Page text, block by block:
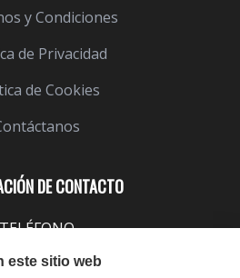
DE CONTACTO
y Condiciones
de Privacidad
de Cookies
este sitio web